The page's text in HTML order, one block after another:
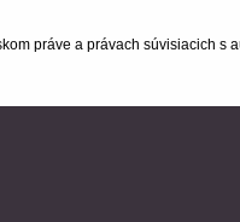
práve a právach súvisiacich s